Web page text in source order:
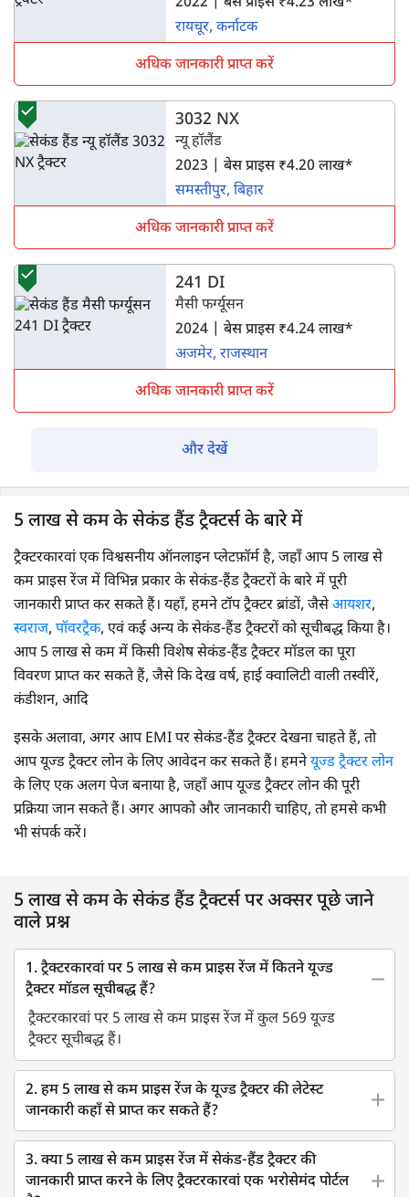
रायचूर, कर्नाटक
अधिक जानकारी प्राप्त करें
3032 NX
न्यू हॉलैंड
2023 | बेस प्राइस ₹4.20 लाख*
समस्तीपुर, बिहार
अधिक जानकारी प्राप्त करें
241 DI
मैसी फर्ग्यूसन
2024 | बेस प्राइस ₹4.24 लाख*
अजमेर, राजस्थान
अधिक जानकारी प्राप्त करें
और देखें
5 लाख से कम के सेकंड हैंड ट्रैक्टर्स के बारे में
ट्रैक्टरकारवां एक विश्वसनीय ऑनलाइन प्लेटफ़ॉर्म है, जहाँ आप 5 लाख से
कम प्राइस रेंज में विभिन्न प्रकार के सेकंड-हैंड ट्रैक्टरों के बारे में पूरी
जानकारी प्राप्त कर सकते हैं। यहाँ, हमने टॉप ट्रैक्टर ब्रांडों, जैसेआयशर,
स्वराज, पॉवरट्रैक, एवं कई अन्य के सेकंड-हैंड ट्रैक्टरों को सूचीबद्ध किया है।
आप 5 लाख से कम में किसी विशेष सेकंड-हैंड ट्रैक्टर मॉडल का पूरा
विवरण प्राप्त कर सकते हैं, जैसे कि देख वर्ष, हाई क्वालिटी वाली तस्वीरें,
कंडीशन, आदि
इसके अलावा, अगर आप EMI पर सेकंड-हैंड ट्रैक्टर देखना चाहते हैं, तो
आप यूज्ड ट्रैक्टर लोन के लिए आवेदन कर सकते हैं। हमनेयूज्ड ट्रैक्टर लोन
के लिए एक अलग पेज बनाया है, जहाँ आप यूज्ड ट्रैक्टर लोन की पूरी
प्रक्रिया जान सकते हैं। अगर आपको और जानकारी चाहिए, तो हमसे कभी
भी संपर्क करें।
5 लाख से कम के सेकंड हैंड ट्रैक्टर्स पर अक्सर पूछे जाने
वाले प्रश्न
1. ट्रैक्टरकारवां पर 5 लाख से कम प्राइस रेंज में कितने यूज्ड
ट्रैक्टर मॉडल सूचीबद्ध हैं?
ट्रैक्टरकारवां पर 5 लाख से कम प्राइस रेंज में कुल 569 यूज्ड
ट्रैक्टर सूचीबद्ध हैं।
2. हम 5 लाख से कम प्राइस रेंज के यूज्ड ट्रैक्टर की लेटेस्ट
जानकारी कहाँ से प्राप्त कर सकते हैं?
3. क्या 5 लाख से कम प्राइस रेंज में सेकंड-हैंड ट्रैक्टर की
जानकारी प्राप्त करने के लिए ट्रैक्टरकारवां एक भरोसेमंद पोर्टल